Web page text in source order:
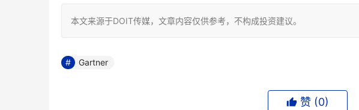
本文来源于DOIT传媒，文章内容仅供参考，不构成投资建议。
Gartner
赞 (0)